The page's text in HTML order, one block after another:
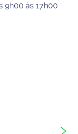
9h00 às 17h00